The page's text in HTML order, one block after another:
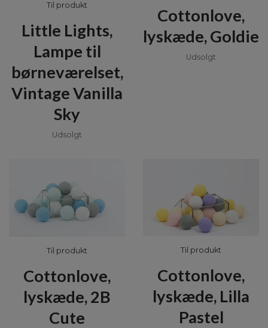
Til produkt
Little Lights,
Lampe til
børneværelset,
Vintage Vanilla
Sky
Udsolgt
Cottonlove,
lyskæde, Goldie
Udsolgt
Til produkt
Cottonlove,
lyskæde, 2B
Cute
Til produkt
Cottonlove,
lyskæde, Lilla
Pastel